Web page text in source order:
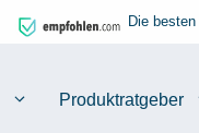
Die
Produktratgeber